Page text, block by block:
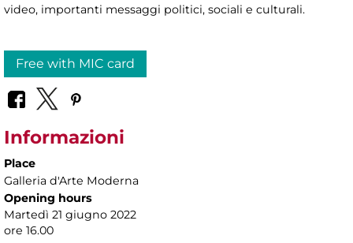
video, importanti messaggi politici, sociali e culturali.
Free with MIC card
Informazioni
Place
Galleria d'Arte Moderna
Opening hours
Martedì 21 giugno 2022
ore 16.00